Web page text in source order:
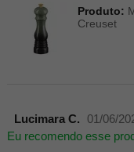
Produto:
Creuset
Lucimara C.
01/06/
Eu recomendo esse